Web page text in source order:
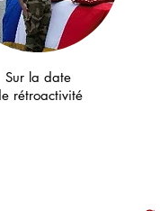
Sur la date
rétroactivité